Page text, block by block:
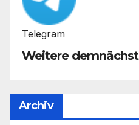
Telegram
Weitere demnächst
Archiv